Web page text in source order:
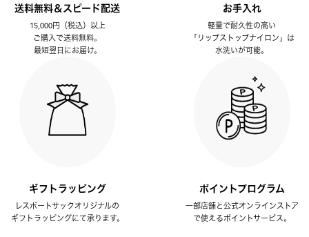
送料無料＆スピード配送
15,000円（税込）以上
ご購入で送料無料。
最短翌日にお届け。
お手入れ
軽量で耐久性の高い
「リップストップナイロン」は
水洗いが可能。
ギフトラッピング
レスポートサックオリジナルの
ギフトラッピングにて承ります。
ポイントプログラム
一部店舗と公式オンラインストア
で使えるポイントサービス。